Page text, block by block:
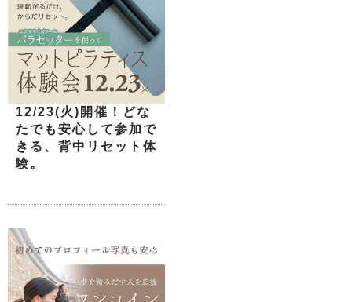
12/23(火)開催！どな
たでも安心して参加で
きる、背中リセット体
験。